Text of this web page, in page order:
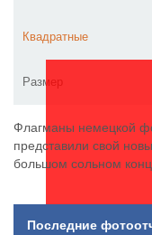
Квадратные
Размер
Флагманы немецкой
представили свой
большом сольном
Последние